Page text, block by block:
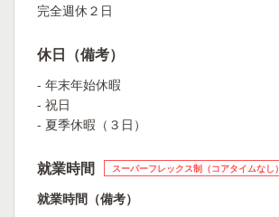
完全週休２日
休日（備考）
- 年末年始休暇
- 祝日
- 夏季休暇（３日）
就業時間 スーパーフレックス制（コアタイムなし）
就業時間（備考）